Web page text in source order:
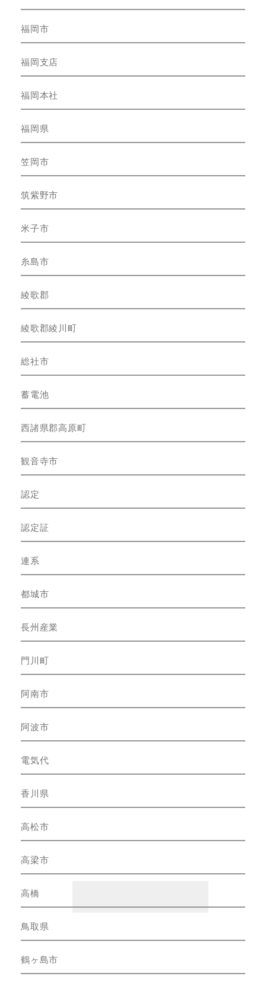
福岡市
福岡支店
福岡本社
福岡県
笠岡市
筑紫野市
米子市
糸島市
綾歌郡
綾歌郡綾川町
総社市
蓄電池
西諸県郡高原町
観音寺市
認定
認定証
連系
都城市
長州産業
門川町
阿南市
阿波市
電気代
香川県
高松市
高梁市
高橋
鳥取県
鶴ヶ島市